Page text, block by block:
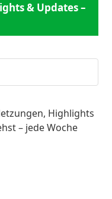
& Updates –
Highlights
– jede Woche